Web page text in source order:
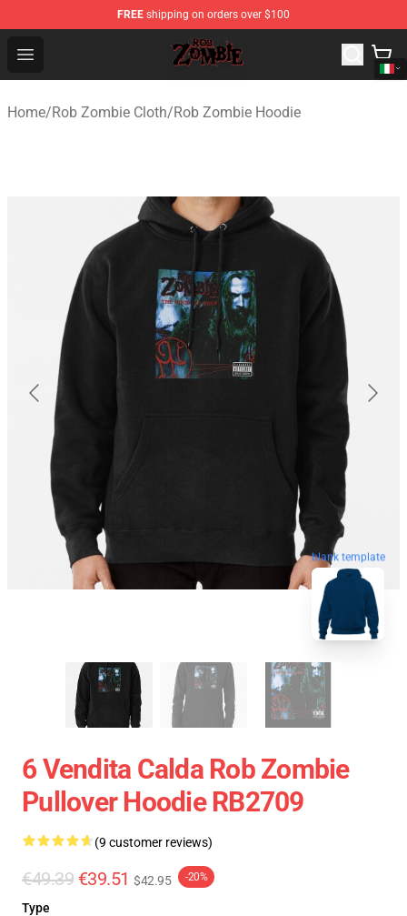
FREE shipping on orders over $100
Open menu
Rob Zombie Shop - Official Rob Zombie Merchandise
Home/Rob Zombie Cloth/Rob Zombie Hoodie
blank template
6 Vendita Calda Rob Zombie
Pullover Hoodie RB2709
(9 customer reviews)
€49.39 €39.51 $42.95 -20%
Type